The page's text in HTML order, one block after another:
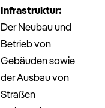
Infrastruktur:
Der Neubau und
Betrieb von
Gebäuden sowie
der Ausbau von
Straßen